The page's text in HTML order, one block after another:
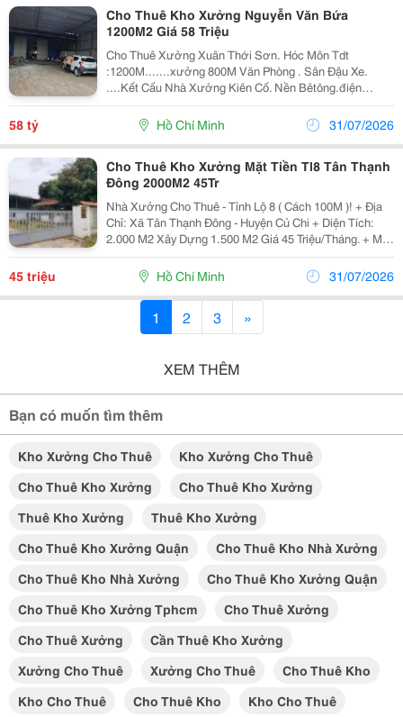
Cho Thuê Kho Xưởng Nguyễn Văn Bứa
1200M2 Giá 58 Triệu
Cho Thuê Xưởng Xuân Thới Sơn. Hóc Môn Tdt
:1200M.......xưởng 800M Văn Phòng . Sân Đậu Xe.
....Kết Cấu Nhà Xưởng Kiên Cố. Nền Bêtông.điện
3Pha........đường Xe Cont Thích Hợp Nhiều Nghành
Nghề Sản Xuất Kinh Doanh Đa...
58 tỷ Hồ Chí Minh 31/07/2026
Cho Thuê Kho Xưởng Mặt Tiền Tl8 Tân Thạnh
Đông 2000M2 45Tr
Nhà Xưởng Cho Thuê - Tỉnh Lộ 8 ( Cách 100M )! + Địa
Chỉ: Xã Tân Thạnh Đông - Huyện Củ Chi + Diện Tích:
2.000 M2 Xây Dựng 1.500 M2 Giá 45 Triệu/Tháng. + Mặt
Tiền Đường Nhựa Lớn. Gần Trường Học, Chợ, Siêu Thị
... +Thuận Tiện Xây Kho, Xưởng: Dệt...
45 triệu Hồ Chí Minh 31/07/2026
1 2 3 »
XEM THÊM
Bạn có muốn tìm thêm
Kho Xưởng Cho Thuê
Kho Xưởng Cho Thuê
Cho Thuê Kho Xưởng
Cho Thuê Kho Xưởng
Thuê Kho Xưởng
Thuê Kho Xưởng
Cho Thuê Kho Xưởng Quận
Cho Thuê Kho Nhà Xưởng
Cho Thuê Kho Nhà Xưởng
Cho Thuê Kho Xưởng Quận
Cho Thuê Kho Xưởng Tphcm
Cho Thuê Xưởng
Cho Thuê Xưởng
Cần Thuê Kho Xưởng
Xưởng Cho Thuê
Xưởng Cho Thuê
Cho Thuê Kho
Kho Cho Thuê
Cho Thuê Kho Kho Cho Thuê